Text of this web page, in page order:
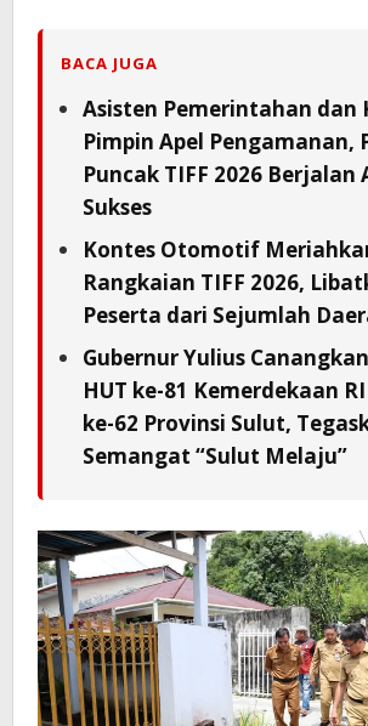
BACA JUGA
Asisten Pemerintahan dan
Pimpin Apel Pengamanan,
Puncak TIFF 2026 Berjalan
Sukses
Kontes Otomotif
Rangkaian TIFF 2026,
Peserta dari Sejumlah
Gubernur Yulius
HUT ke-81 Kemerdekaan
ke-62 Provinsi Sulut,
Semangat “Sulut Melaju”